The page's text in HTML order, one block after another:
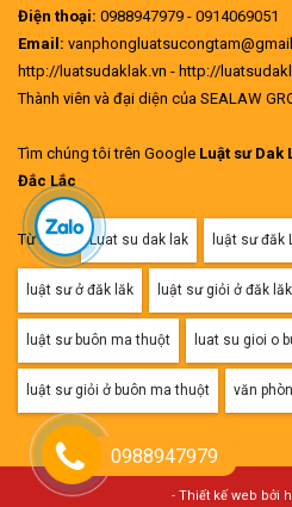
Điện thoại: 0988947979 - 0914069051
Email:
http://luatsudaklak.vn - http://
Thành viên và đại diện của SEALAW
Tìm chúng tôi trên Google Luật sư Dak
Đắc Lắc
Từ khóa: Luat su dak lak luật sư đăk
luật sư ở đăk lăk luật sư giỏi ở đăk lăk
luật sư buôn ma thuột luat su gioi o
luật sư giỏi ở buôn ma thuột văn
- Thiết kế web bởi
0988947979